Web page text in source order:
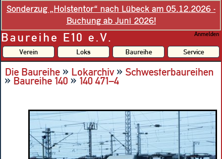
Sonderzug „Holstentor“ nach Lübeck am 05.12.2026 -
Buchung ab Juni 2026!
Baureihe E10 e.V. Anmelden
Verein Loks Baureihe Service
Die Baureihe » Lokarchiv» Schwesterbaureihen
»Baureihe 140 »140 471–4